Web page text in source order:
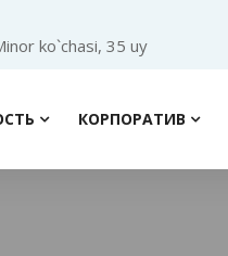
ko`chasi, 35 uy
КОРПОРАТИВ